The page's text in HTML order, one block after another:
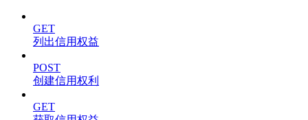
GET
列出信用权益
POST
创建信用权利
GET